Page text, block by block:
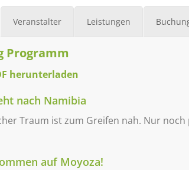
Veranstalter Leistungen
Programm
herunterladen
nach Namibia
Traum ist zum Greifen nah. Nur
auf Moyoza!